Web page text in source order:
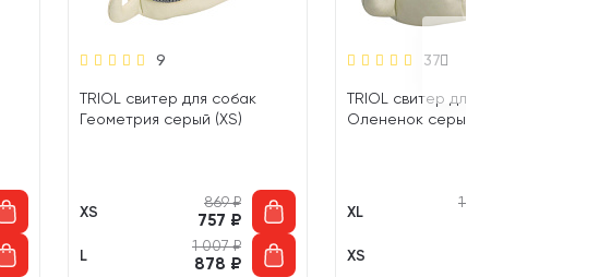
9
TRIOL свитер для собак
Геометрия серый (XS)
XS
869₽
757 ₽
L
1 007₽
878 ₽
37
TRIOL свитер для собак
Олененок серый (XL)
XL
1 058
XS